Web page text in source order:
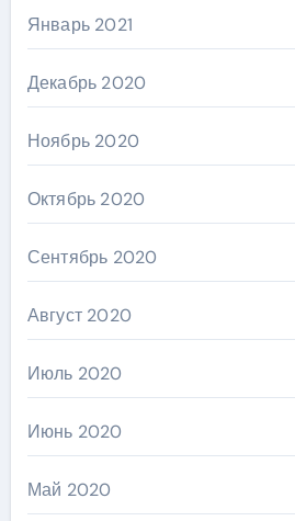
Январь 2021
Декабрь 2020
Ноябрь 2020
Октябрь 2020
Сентябрь 2020
Август 2020
Июль 2020
Июнь 2020
Май 2020